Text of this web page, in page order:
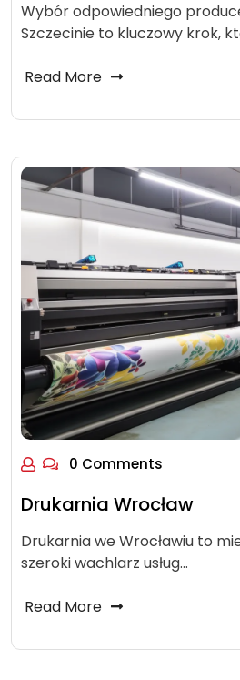
Wybór odpowiedniego
Szczecinie to kluczowy krok,
Read More
0 Comments
Drukarnia Wrocław
Drukarnia we Wrocławiu to
szeroki wachlarz usług…
Read More